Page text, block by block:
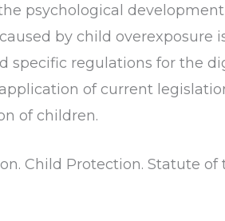
psychological
by child overexposure
specific regulations for the
of current
of children.
Child Protection. Statute